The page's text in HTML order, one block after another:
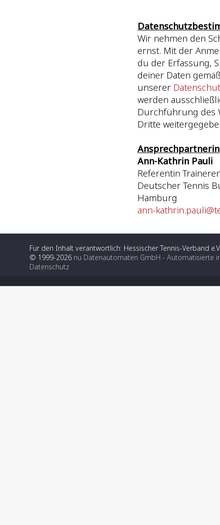
Wir nehmen den
ernst. Mit der
du der Erfassung,
deiner Daten
unserer
werden
Durchführung des
Dritte
Ansprechpartnerin
Ann-Kathrin Pauli
Referentin
Deutscher Tennis
Hamburg
ann-
Für den Inhalt verantwortlich: Hessischer Tennis-Verband
© 1999-2026 nu Datenautomaten GmbH - Automatisierte
Datenschutz